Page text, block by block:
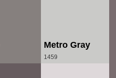
Metro Gray
1459